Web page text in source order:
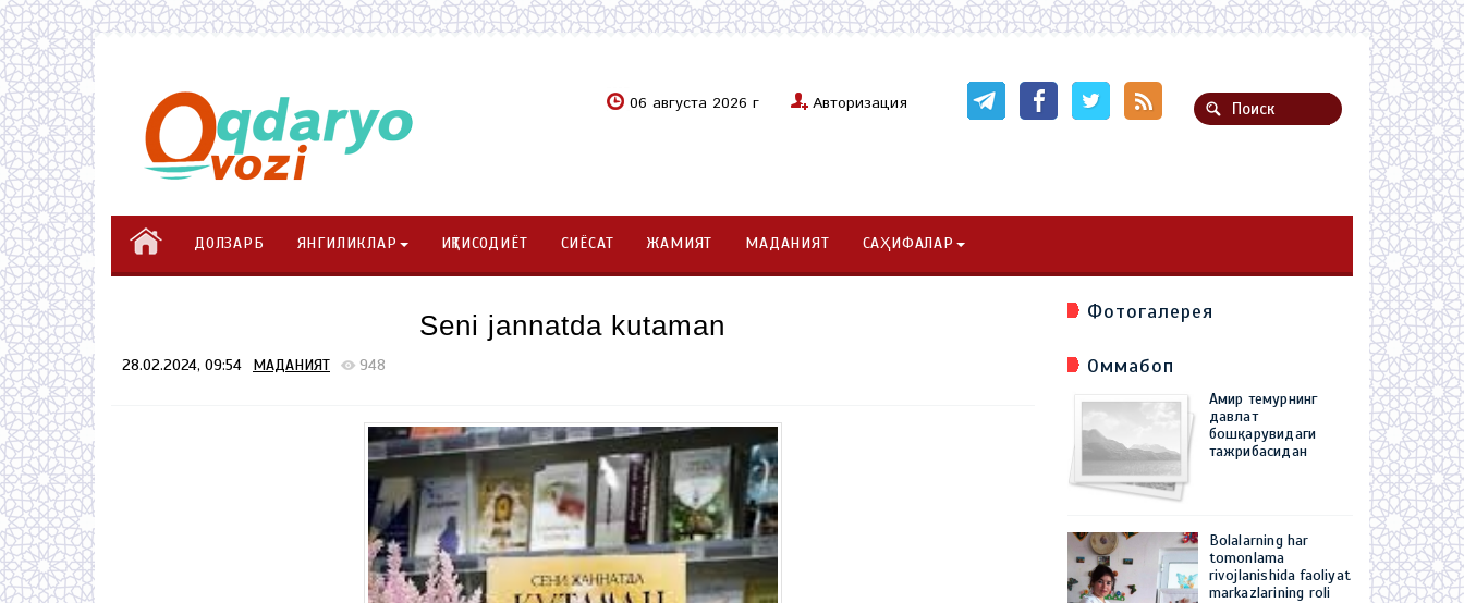
06 августа 2026 г Авторизация
ДОЛЗАРБ ЯНГИЛИКЛАР ИҚТИСОДИЁТ СИЁСАТ ЖАМИЯТ МАДАНИЯТ САҲИФАЛАР
Seni jannatda kutaman
28.02.2024, 09:54 МАДАНИЯТ 948
Фотогалерея
Оммабоп
Амир темурнинг
давлат
бошқарувидаги
тажрибасидан
Bolalarning har
tomonlama
rivojlanishida faoliyat
markazlarining roli